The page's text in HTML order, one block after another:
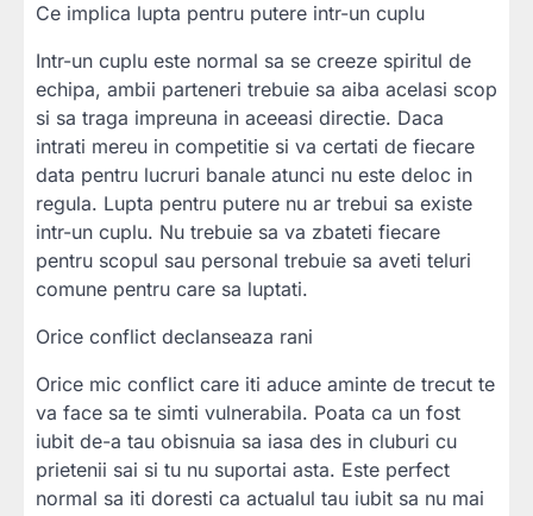
Ce implica lupta pentru putere intr-un cuplu
Intr-un cuplu este normal sa se creeze spiritul de
echipa, ambii parteneri trebuie sa aiba acelasi scop
si sa traga impreuna in aceeasi directie. Daca
intrati mereu in competitie si va certati de fiecare
data pentru lucruri banale atunci nu este deloc in
regula. Lupta pentru putere nu ar trebui sa existe
intr-un cuplu. Nu trebuie sa va zbateti fiecare
pentru scopul sau personal trebuie sa aveti teluri
comune pentru care sa luptati.
Orice conflict declanseaza rani
Orice mic conflict care iti aduce aminte de trecut te
va face sa te simti vulnerabila. Poata ca un fost
iubit de-a tau obisnuia sa iasa des in cluburi cu
prietenii sai si tu nu suportai asta. Este perfect
normal sa iti doresti ca actualul tau iubit sa nu mai